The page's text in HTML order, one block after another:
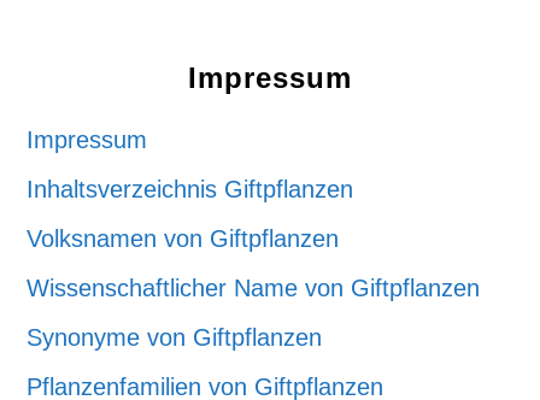
Impressum
Impressum
Inhaltsverzeichnis Giftpflanzen
Volksnamen von Giftpflanzen
Wissenschaftlicher Name von Giftpflanzen
Synonyme von Giftpflanzen
Pflanzenfamilien von Giftpflanzen